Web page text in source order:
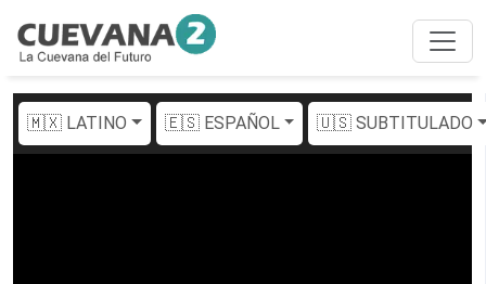
🇲🇽 LATINO 🇪🇸 ESPAÑOL 🇺🇸 SUBTITULADO